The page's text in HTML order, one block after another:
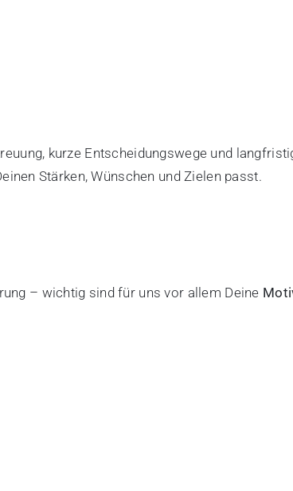
kurze Entscheidungswege und
Stärken, Wünschen und Zielen passt.
– wichtig sind für uns vor allem Deine